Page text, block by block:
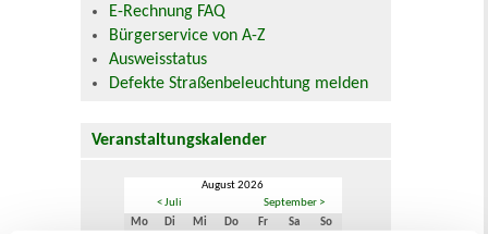
E-Rechnung FAQ
Bürgerservice von A-Z
Ausweisstatus
Defekte Straßenbeleuchtung melden
Veranstaltungskalender
August 2026
< Juli
September >
Mo
Di Mi Do Fr Sa So